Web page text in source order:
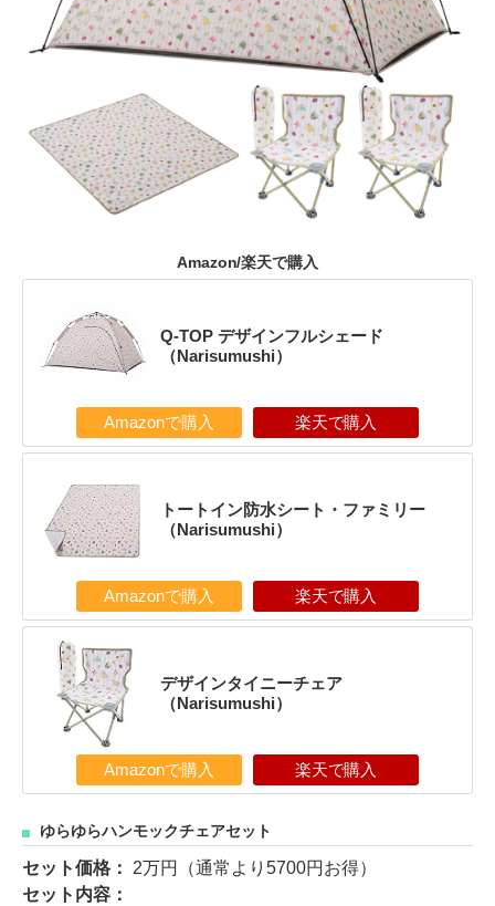
Amazon/楽天で購入
Q-TOP デザインフルシェード
（Narisumushi）
Amazonで購入 楽天で購入
トートイン防水シート・ファミリー
（Narisumushi）
Amazonで購入 楽天で購入
デザインタイニーチェア
（Narisumushi）
Amazonで購入 楽天で購入
ゆらゆらハンモックチェアセット
セット価格： 2万円（通常より5700円お得）
セット内容：